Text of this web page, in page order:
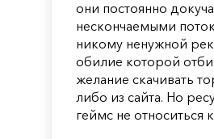
они постоянно
нескончаемыми
никому ненужной
обилие которой
желание скачивать
либо из сайта. Но
геймс не относиться